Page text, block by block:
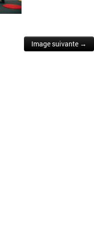
Image suivante →